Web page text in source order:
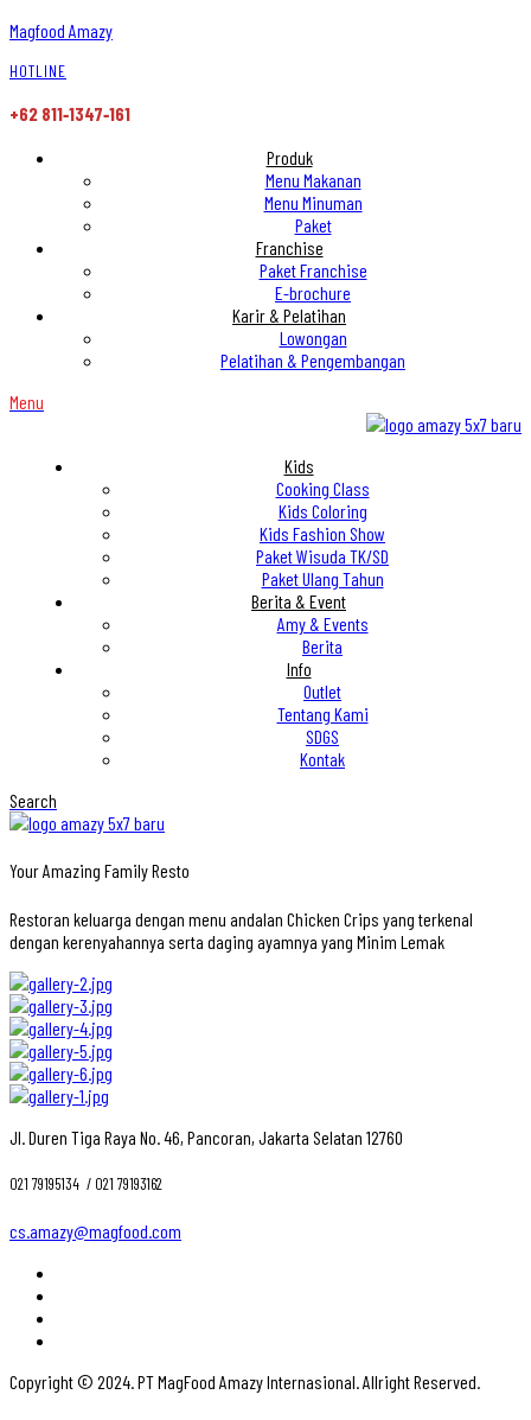
Magfood Amazy
HOTLINE
+62 811‑1347‑161
Produk
Menu Makanan
Menu Minuman
Paket
Franchise
Paket Franchise
E-brochure
Karir & Pelatihan
Lowongan
Pelatihan & Pengembangan
Menu
Kids
Cooking Class
Kids Coloring
Kids Fashion Show
Paket Wisuda TK/SD
Paket Ulang Tahun
Berita & Event
Amy & Events
Berita
Info
Outlet
Tentang Kami
SDGS
Kontak
Search
Your Amazing Family Resto
Restoran keluarga dengan menu andalan Chicken Crips yang terkenal
dengan kerenyahannya serta daging ayamnya yang Minim Lemak
Jl. Duren Tiga Raya No. 46, Pancoran, Jakarta Selatan 12760
021 79195134 ‎ / 021 79193162
cs.amazy@magfood.com
Copyright © 2024. PT MagFood Amazy Internasional. Allright Reserved.